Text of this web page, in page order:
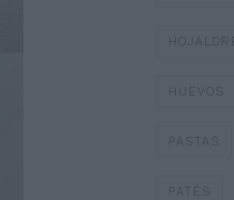
HUEVOS
PASTAS
PATÉS